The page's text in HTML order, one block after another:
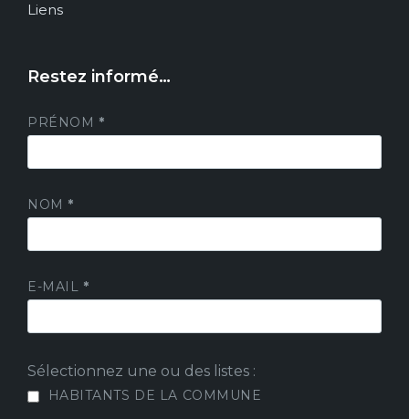
Liens
Restez informé…
PRÉNOM *
NOM *
E-MAIL *
Sélectionnez une ou des listes :
HABITANTS DE LA COMMUNE